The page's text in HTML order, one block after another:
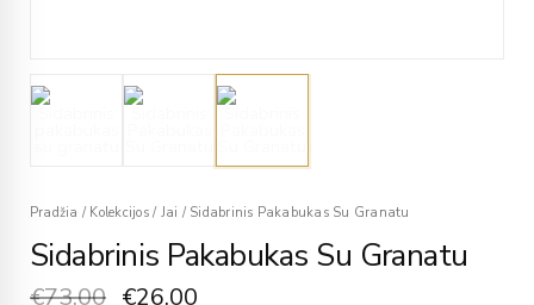
Pradžia / Kolekcijos / Jai /Sidabrinis Pakabukas Su Granatu
Sidabrinis Pakabukas Su Granatu
€73.00 €26.00